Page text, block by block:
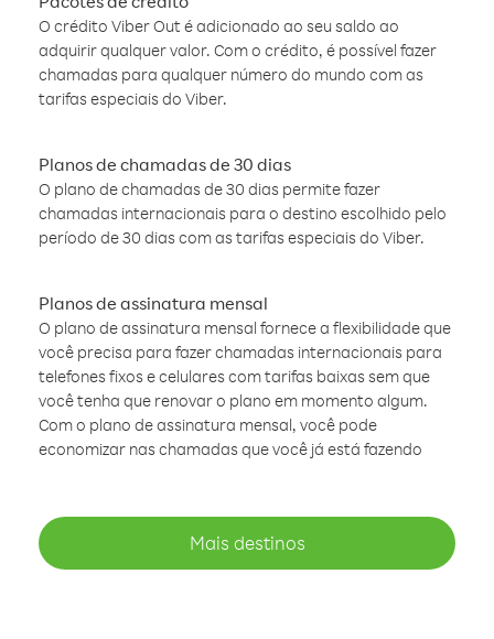
O crédito Viber Out é adicionado ao seu saldo ao
adquirir qualquer valor. Com o crédito, é possível fazer
chamadas para qualquer número do mundo com as
tarifas especiais do Viber.
Planos de chamadas de 30 dias
O plano de chamadas de 30 dias permite fazer
chamadas internacionais para o destino escolhido pelo
período de 30 dias com as tarifas especiais do Viber.
Planos de assinatura mensal
O plano de assinatura mensal fornece a flexibilidade que
você precisa para fazer chamadas internacionais para
telefones fixos e celulares com tarifas baixas sem que
você tenha que renovar o plano em momento algum.
Com o plano de assinatura mensal, você pode
economizar nas chamadas que você já está fazendo
Mais destinos